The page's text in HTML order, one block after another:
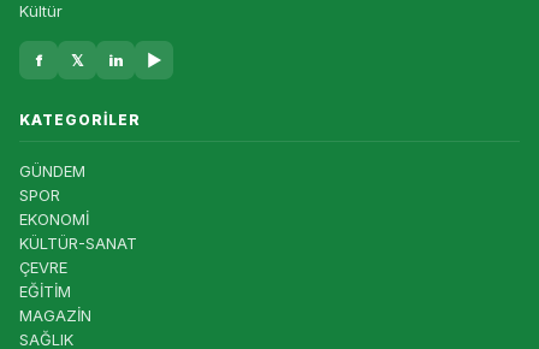
Kültür
f 𝕏 in ▶
KATEGORILER
GÜNDEM
SPOR
EKONOMİ
KÜLTÜR-SANAT
ÇEVRE
EĞİTİM
MAGAZİN
SAĞLIK